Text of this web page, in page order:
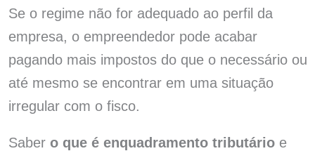
Se o regime não for adequado ao perfil da
empresa, o empreendedor pode acabar
pagando mais impostos do que o necessário ou
até mesmo se encontrar em uma situação
irregular com o fisco.
Saber o que é enquadramento tributárioe